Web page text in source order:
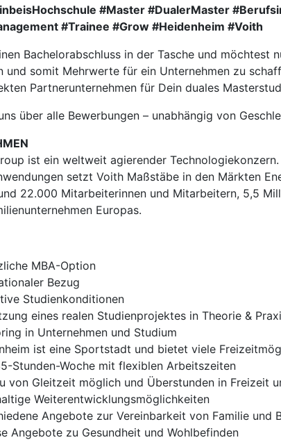
#Master #DualerMaster
#Trainee #Grow #Heidenheim #Voith
Bachelorabschluss in der Tasche und
und somit Mehrwerte für ein Unternehmen zu
Partnerunternehmen für Dein duales
über alle Bewerbungen – unabhängig von
ist ein weltweit agierender
setzt Voith Maßstäbe in den Märkten
22.000 Mitarbeiterinnen und Mitarbeitern, 5,5
Europas.
MBA-Option
Bezug
Studienkonditionen
eines realen Studienprojektes in Theorie &
in Unternehmen und Studium
ist eine Sportstadt und bietet viele
Stunden-Woche mit flexiblen Arbeitszeiten
von Gleitzeit möglich und Überstunden in Freizeit
Weiterentwicklungsmöglichkeiten
Angebote zur Vereinbarkeit von Familie und
Angebote zu Gesundheit und Wohlbefinden